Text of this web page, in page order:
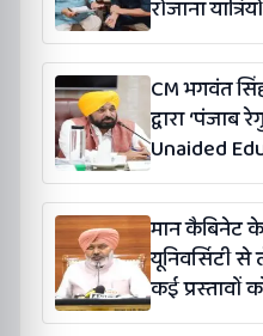
रोजाना
कंग
CM भगवंत
द्वारा
Unaided
(संशोधन)
मान कैबिनेट
यूनिवर्सिटी
कई प्रस्तावों